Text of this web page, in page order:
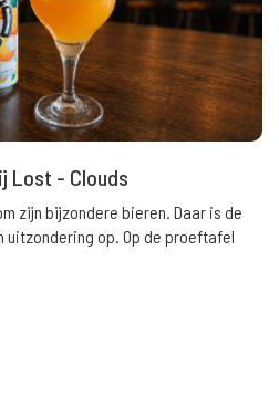
Lost - Clouds
zijn bijzondere bieren. Daar is de
uitzondering op. Op de proeftafel